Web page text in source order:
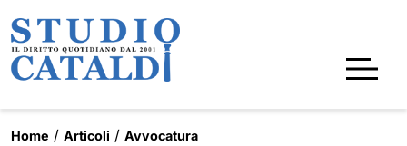
Home Articoli Avvocatura